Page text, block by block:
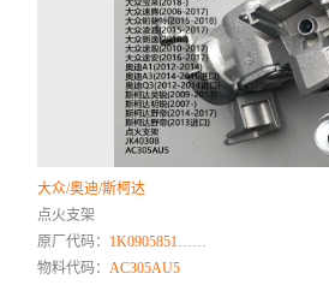
大众/奥迪/斯柯达
点火支架
原厂代码： 1K0905851……
物料代码： AC305AU5